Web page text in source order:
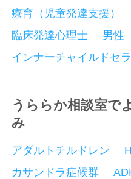
療育（児童発達支援）
臨床発達心理士
男性
インナーチャイルドセ
うららか相談室で
み
アダルトチルドレン
カサンドラ症候群